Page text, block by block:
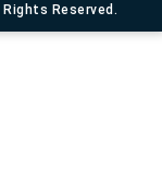
Rights Reserved.